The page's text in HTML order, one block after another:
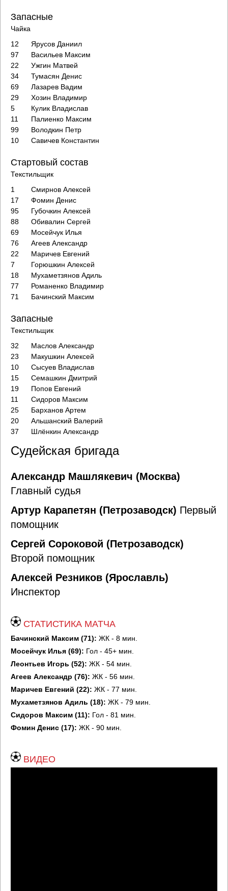
Запасные
Чайка
12
Ярусов Даниил
97
Васильев Максим
22
Ужгин Матвей
34
Тумасян Денис
69
Лазарев Вадим
29
Хозин Владимир
5
Кулик Владислав
11
Палиенко Максим
99
Володкин Петр
10
Савичев Константин
Стартовый состав
Текстильщик
1
Смирнов Алексей
17
Фомин Денис
95
Губочкин Алексей
88
Обивалин Сергей
69
Мосейчук Илья
76
Агеев Александр
22
Маричев Евгений
7
Горюшкин Алексей
18
Мухаметзянов Адиль
77
Романенко Владимир
71
Бачинский Максим
Запасные
Текстильщик
32
Маслов Александр
23
Макушкин Алексей
10
Сысуев Владислав
15
Семашкин Дмитрий
19
Попов Евгений
11
Сидоров Максим
25
Барханов Артем
20
Альшанский Валерий
37
Шлёнкин Александр
Судейская бригада
Александр Машлякевич (Москва)
Главный судья
Артур Карапетян (Петрозаводск) Первый
помощник
Сергей Сороковой (Петрозаводск)
Второй помощник
Алексей Резников (Ярославль)
Инспектор
СТАТИСТИКА МАТЧА
Бачинский Максим (71): ЖК - 8 мин.
Мосейчук Илья (69): Гол - 45+ мин.
Леонтьев Игорь (52): ЖК - 54 мин.
Агеев Александр (76): ЖК - 56 мин.
Маричев Евгений (22): ЖК - 77 мин.
Мухаметзянов Адиль (18): ЖК - 79 мин.
Сидоров Максим (11): Гол - 81 мин.
Фомин Денис (17): ЖК - 90 мин.
ВИДЕО